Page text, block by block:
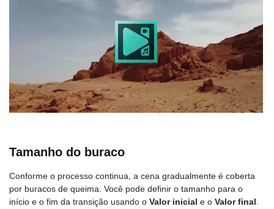
Tamanho do buraco
Conforme o processo continua, a cena gradualmente é coberta
por buracos de queima. Você pode definir o tamanho para o
início e o fim da transição usando o Valor inicial e o Valor final.